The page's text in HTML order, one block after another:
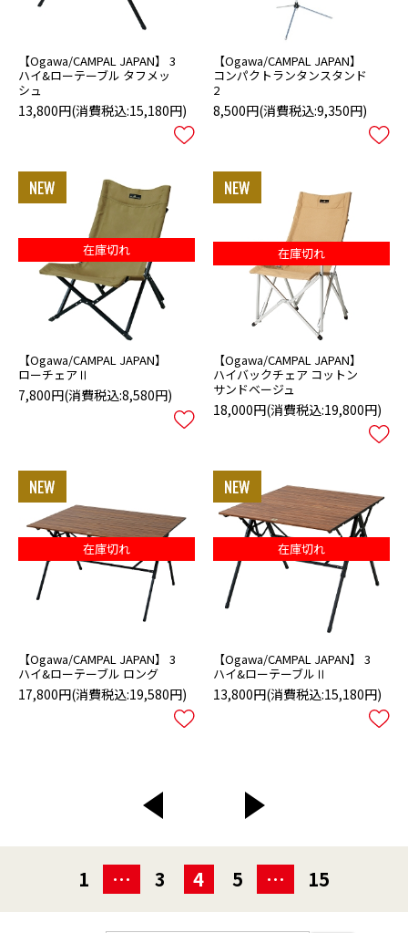
【Ogawa/CAMPAL JAPAN】 3
ハイ&ローテーブル タフメッ
シュ
13,800円(消費税込:15,180円)
【Ogawa/CAMPAL JAPAN】
コンパクトランタンスタンド
2
8,500円(消費税込:9,350円)
【Ogawa/CAMPAL JAPAN】
ローチェアⅡ
在庫切れ
7,800円(消費税込:8,580円)
【Ogawa/CAMPAL JAPAN】
ハイバックチェア コットン
サンドベージュ
在庫切れ
18,000円(消費税込:19,800円)
【Ogawa/CAMPAL JAPAN】 3
ハイ&ローテーブル ロング
在庫切れ
17,800円(消費税込:19,580円)
【Ogawa/CAMPAL JAPAN】 3
ハイ&ローテーブルⅡ
在庫切れ
13,800円(消費税込:15,180円)
<
1 … 3 4 5 … 15